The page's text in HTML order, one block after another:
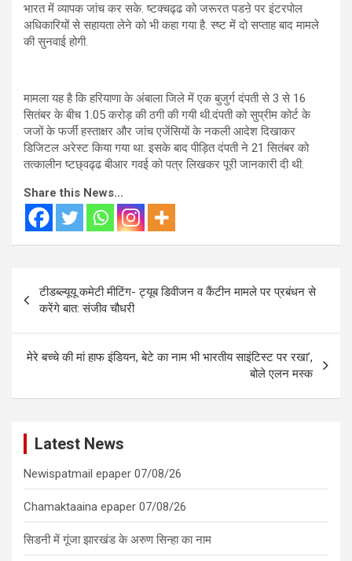
भारत में व्यापक जांच कर सके. ष्टक्चढ्ढ को जरूरत पडऩे पर इंटरपोल
अधिकारियों से सहायता लेने को भी कहा गया है. स्ष्ट में दो सप्ताह बाद मामले
की सुनवाई होगी.
मामला यह है कि हरियाणा के अंबाला जिले में एक बुजुर्ग दंपती से 3 से 16
सितंबर के बीच 1.05 करोड़ की ठगी की गयी थी.दंपती को सुप्रीम कोर्ट के
जजों के फर्जी हस्ताक्षर और जांच एजेंसियों के नकली आदेश दिखाकर
डिजिटल अरेस्ट किया गया था. इसके बाद पीड़ित दंपती ने 21 सितंबर को
तत्कालीन ष्टछ्वढ्ढ बीआर गवई को पत्र लिखकर पूरी जानकारी दी थी.
Share this News...
Post
navigation
टीडब्ल्यूयू कमेटी मीटिंग- ट्यूब डिवीजन व कैंटीन मामले पर प्रबंधन से
करेंगे बात: संजीव चौधरी
मेरे बच्चे की मां हाफ इंडियन, बेटे का नाम भी भारतीय साइंटिस्ट पर रखा’,
बोले एलन मस्क
Latest News
Newispatmail epaper 07/08/26
Chamaktaaina epaper 07/08/26
सिडनी में गूंजा झारखंड के अरुण सिन्हा का नाम